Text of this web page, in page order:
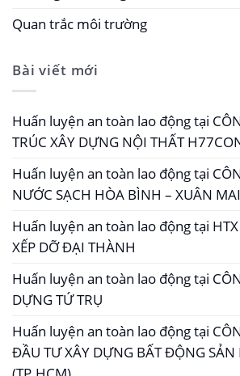
Quan trắc môi trường
Bài viết mới
Huấn luyện an toàn lao động tại
TRÚC XÂY DỰNG NỘI THẤT
Huấn luyện an toàn lao động tại
NƯỚC SẠCH HÒA BÌNH – XUÂN MAI
Huấn luyện an toàn lao động tại HTX
XẾP DỠ ĐẠI THÀNH
Huấn luyện an toàn lao động tại
DỰNG TỨ TRỤ
Huấn luyện an toàn lao động tại
ĐẦU TƯ XÂY DỰNG BẤT ĐỘNG SẢN